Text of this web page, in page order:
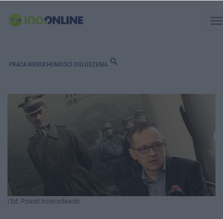
PRACA NIERUCHOMOŚCI OGŁOSZENIA search
| fot. Powiat Inowrocławski